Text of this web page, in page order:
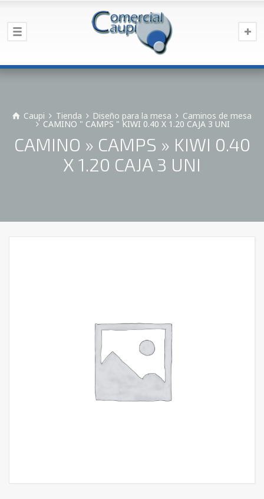
Caupi Tienda Diseño para la mesa Caminos de mesa
CAMINO " CAMPS " KIWI 0.40 X 1.20 CAJA 3 UNI
CAMINO » CAMPS » KIWI 0.40
X 1.20 CAJA 3 UNI